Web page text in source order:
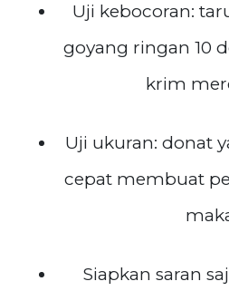
Uji kebocoran:
goyang ringan 10
krim
Uji ukuran: donat
cepat membuat
Siapkan saran